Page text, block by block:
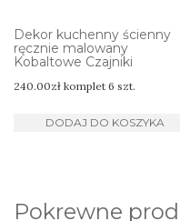
Dekor kuchenny ścienny
ręcznie malowany
Kobaltowe Czajniki
240.00zł komplet 6 szt.
DODAJ DO KOSZYKA
Pokrewne